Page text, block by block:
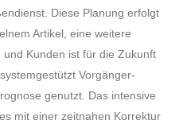
Diese Planung erfolgt
Artikel, eine weitere
Kunden ist für die Zukunft
Vorgänger-
genutzt. Das intensive
mit einer zeitnahen Korrektur